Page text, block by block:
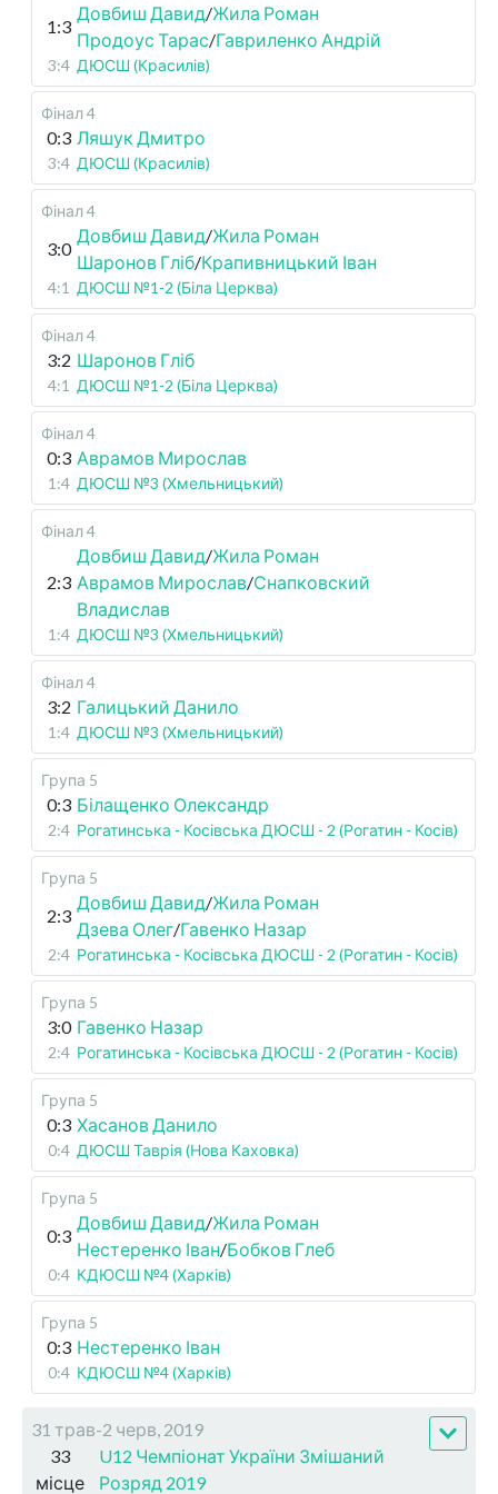
1:3
Довбиш Давид/Жила Роман
Продоус Тарас/Гавриленко Андрій
3:4 ДЮСШ (Красилів)
Фінал 4
0:3 Ляшук Дмитро
3:4 ДЮСШ (Красилів)
Фінал 4
3:0
Довбиш Давид/Жила Роман
Шаронов Гліб/Крапивницький Іван
4:1 ДЮСШ №1-2 (Біла Церква)
Фінал 4
3:2 Шаронов Гліб
4:1 ДЮСШ №1-2 (Біла Церква)
Фінал 4
0:3 Аврамов Мирослав
1:4 ДЮСШ №3 (Хмельницький)
Фінал 4
2:3
Довбиш Давид/Жила Роман
Аврамов Мирослав/Снапковский
Владислав
1:4 ДЮСШ №3 (Хмельницький)
Фінал 4
3:2 Галицький Данило
1:4 ДЮСШ №3 (Хмельницький)
Група 5
0:3 Білащенко Олександр
2:4 Рогатинська - Косівська ДЮСШ - 2 (Рогатин - Косів)
Група 5
2:3
Довбиш Давид/Жила Роман
Дзева Олег/Гавенко Назар
2:4 Рогатинська - Косівська ДЮСШ - 2 (Рогатин - Косів)
Група 5
3:0 Гавенко Назар
2:4 Рогатинська - Косівська ДЮСШ - 2 (Рогатин - Косів)
Група 5
0:3 Хасанов Данило
0:4 ДЮСШ Таврія (Нова Каховка)
Група 5
0:3
Довбиш Давид/Жила Роман
Нестеренко Іван/Бобков Глеб
0:4 КДЮСШ №4 (Харків)
Група 5
0:3 Нестеренко Іван
0:4 КДЮСШ №4 (Харків)
31 трав-2 черв, 2019
33
місце
U12 Чемпіонат України Змішаний
Розряд 2019